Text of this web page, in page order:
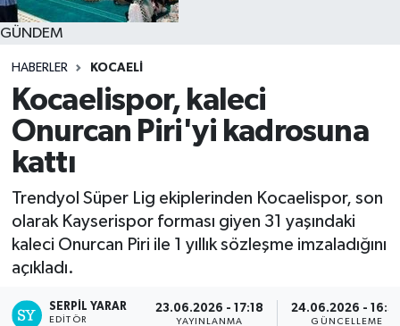
GÜNDEM
HABERLER KOCAELI
Kocaelispor, kaleci
Onurcan Piri'yi kadrosuna
kattı
Trendyol Süper Lig ekiplerinden Kocaelispor, son
olarak Kayserispor forması giyen 31 yaşındaki
kaleci Onurcan Piri ile 1 yıllık sözleşme imzaladığını
açıkladı.
SERPİL YARAR
EDITÖR
23.06.2026 - 17:18
YAYINLANMA
24.06.2026 -
GÜNCELLEME